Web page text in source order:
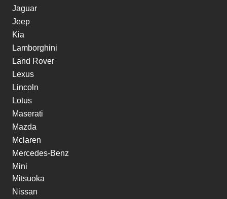
Jaguar
Jeep
Kia
Lamborghini
Land Rover
Lexus
Lincoln
Lotus
Maserati
Mazda
Mclaren
Mercedes-Benz
Mini
Mitsuoka
Nissan